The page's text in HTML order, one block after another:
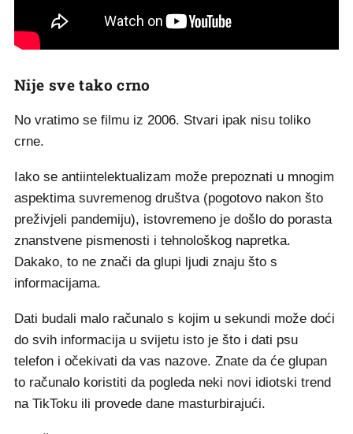
Nije sve tako crno
No vratimo se filmu iz 2006. Stvari ipak nisu toliko
crne.
Iako se antiintelektualizam može prepoznati u mnogim
aspektima suvremenog društva (pogotovo nakon što
preživjeli pandemiju), istovremeno je došlo do porasta
znanstvene pismenosti i tehnološkog napretka.
Dakako, to ne znači da glupi ljudi znaju što s
informacijama.
Dati budali malo računalo s kojim u sekundi može doći
do svih informacija u svijetu isto je što i dati psu
telefon i očekivati da vas nazove. Znate da će glupan
to računalo koristiti da pogleda neki novi idiotski trend
na TikToku ili provede dane masturbirajući.